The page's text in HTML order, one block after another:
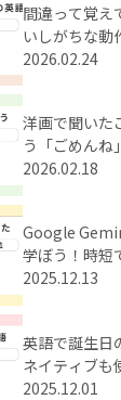
間違って覚え
いしがちな動
【Part1】
2026.02.24
洋画で聞いた
う「ごめんね
2026.02.18
Google
学ぼう！時短
な学習法とは？
2025.12.13
英語で誕生日
ネイティブも
をまとめてご
2025.12.01